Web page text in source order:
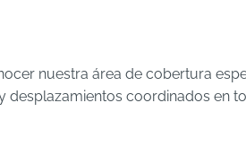
nuestra área de cobertura
desplazamientos coordinados en